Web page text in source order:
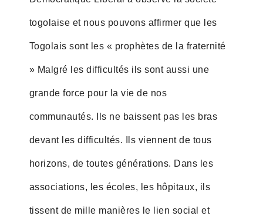
togolaise et nous pouvons affirmer que les
Togolais sont les « prophètes de la fraternité
» Malgré les difficultés ils sont aussi une
grande force pour la vie de nos
communautés. Ils ne baissent pas les bras
devant les difficultés. Ils viennent de tous
horizons, de toutes générations. Dans les
associations, les écoles, les hôpitaux, ils
tissent de mille manières le lien social et